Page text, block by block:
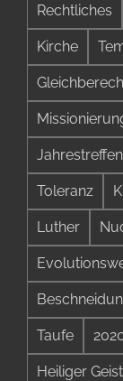
Rechtliches
Kirche
Jahrestreffen
Toleranz
Luther
Taufe
Heiliger Geist